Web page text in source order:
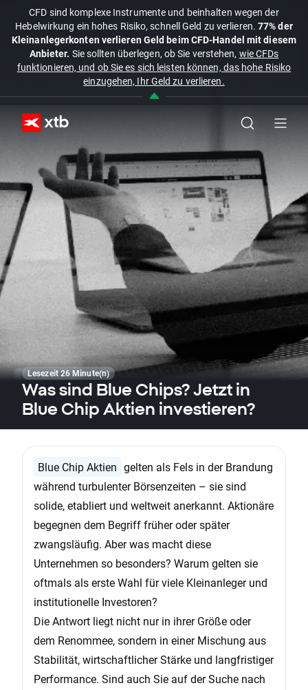
CFD sind komplexe Instrumente und beinhalten wegen der
Hebelwirkung ein hohes Risiko, schnell Geld zu verlieren.77% der
Kleinanlegerkonten verlieren Geld beim CFD-Handel mit diesem
Anbieter. Sie sollten überlegen, ob Sie verstehen, wie CFDs
funktionieren, und ob Sie es sich leisten können, das hohe Risiko
einzugehen, Ihr Geld zu verlieren.
Lesezeit 26 Minute(n)
Was sind Blue Chips? Jetzt in
Blue Chip Aktien investieren?
Blue Chip Aktien gelten als Fels in der Brandung
während turbulenter Börsenzeiten – sie sind
solide, etabliert und weltweit anerkannt. Aktionäre
begegnen dem Begriff früher oder später
zwangsläufig. Aber was macht diese
Unternehmen so besonders? Warum gelten sie
oftmals als erste Wahl für viele Kleinanleger und
institutionelle Investoren?
Die Antwort liegt nicht nur in ihrer Größe oder
dem Renommee, sondern in einer Mischung aus
Stabilität, wirtschaftlicher Stärke und langfristiger
Performance. Sind auch Sie auf der Suche nach